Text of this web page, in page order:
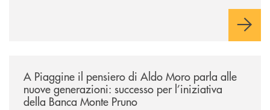
A Piaggine il pensiero di Aldo Moro parla alle
nuove generazioni: successo per l’iniziativa
della Banca Monte Pruno